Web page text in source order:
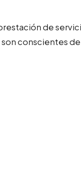
de
son conscientes